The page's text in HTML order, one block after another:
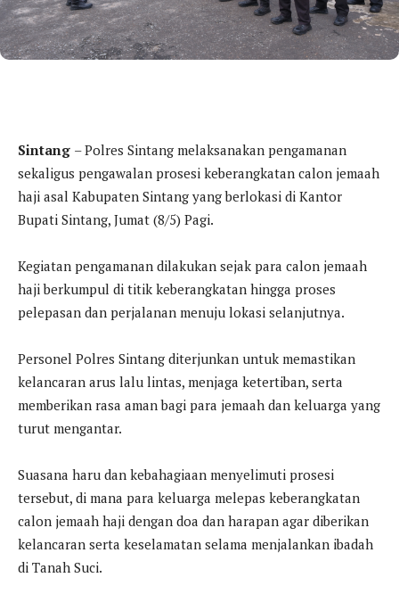
Sintang – Polres Sintang melaksanakan pengamanan
sekaligus pengawalan prosesi keberangkatan calon jemaah
haji asal Kabupaten Sintang yang berlokasi di Kantor
Bupati Sintang, Jumat (8/5) Pagi.
Kegiatan pengamanan dilakukan sejak para calon jemaah
haji berkumpul di titik keberangkatan hingga proses
pelepasan dan perjalanan menuju lokasi selanjutnya.
Personel Polres Sintang diterjunkan untuk memastikan
kelancaran arus lalu lintas, menjaga ketertiban, serta
memberikan rasa aman bagi para jemaah dan keluarga yang
turut mengantar.
Suasana haru dan kebahagiaan menyelimuti prosesi
tersebut, di mana para keluarga melepas keberangkatan
calon jemaah haji dengan doa dan harapan agar diberikan
kelancaran serta keselamatan selama menjalankan ibadah
di Tanah Suci.